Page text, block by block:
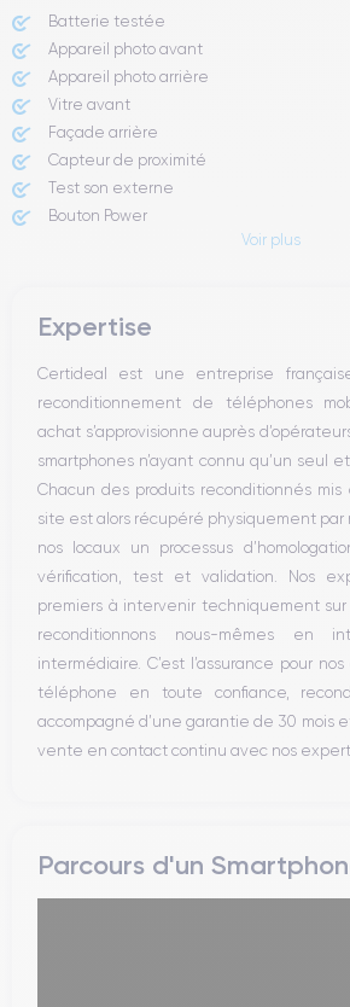
Batterie testée
Appareil photo avant
Appareil photo arrière ​
Vitre avant ​
Façade arrière
Capteur de proximité
Test son externe
Bouton Power
Haut parleur
Bouton Home
Bluetooth
WiFi
Réseau
Vibreur
Prise USB
Voir plus
Expertise
Certideal est une entreprise
reconditionnement de téléphones
achat s’approvisionne auprès
smartphones n’ayant connu qu’un seul
Chacun des produits reconditionnés
site est alors récupéré physiquement par
nos locaux un processus
vérification, test et validation. Nos
premiers à intervenir techniquement
reconditionnons nous-mêmes en
intermédiaire. C’est l’assurance pour
téléphone en toute confiance,
accompagné d’une garantie de 30 mois
vente en contact continu avec nos
Parcours d'un